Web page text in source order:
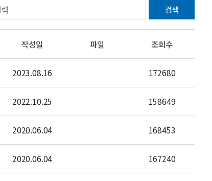
검색
작성일 파일 조회수
2023.08.16 172680
2022.10.25 158649
2020.06.04 168453
2020.06.04 167240